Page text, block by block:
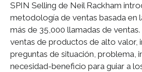
SPIN Selling de Neil Rackham
metodología de ventas basada en
más de 35,000 llamadas de
ventas de productos de alto valor,
preguntas de situación, problema,
necesidad-beneficio para guiar a